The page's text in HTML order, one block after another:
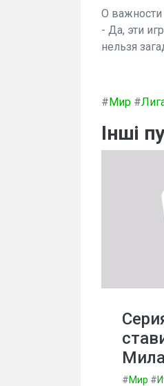
О важности
- Да, эти
нельзя
#Мир #
Інші
#Мир #